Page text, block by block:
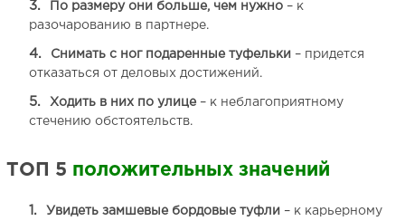
По размеру они больше, чем нужно– к
разочарованию в партнере.
Снимать с ног подаренные туфельки – придется
отказаться от деловых достижений.
Ходить в них по улице– к неблагоприятному
стечению обстоятельств.
ТОП 5 положительных значений
Увидеть замшевые бордовые туфли – к карьерному